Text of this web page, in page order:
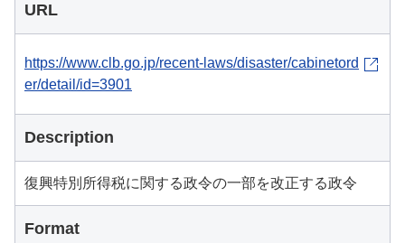
URL
https://www.clb.go.jp/recent-laws/disaster/cabinetord
er/detail/id=3901
Description
復興特別所得税に関する政令の一部を改正する政令
Format